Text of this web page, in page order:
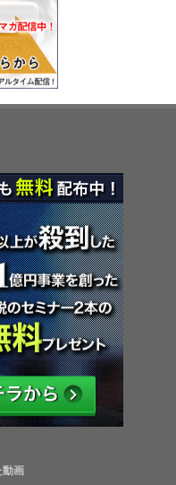
動画